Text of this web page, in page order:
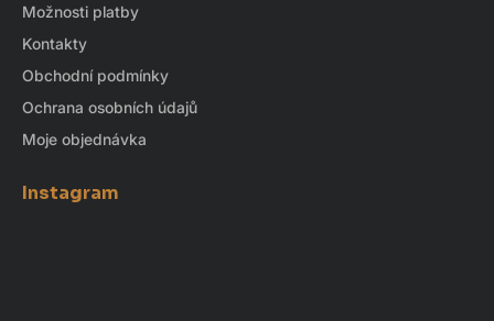
Možnosti platby
Kontakty
Obchodní podmínky
Ochrana osobních údajů
Moje objednávka
Instagram